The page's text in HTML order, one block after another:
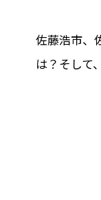
佐藤浩市、
は？そして